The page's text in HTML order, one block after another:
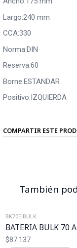
Largo:240 mm
CCA:330
Norma:DIN
Reserva:60
Borne:ESTANDAR
Positivo:IZQUIERDA
COMPARTIR ESTE
También
BK70E|BULK
BATERIA BULK 70
$87.137